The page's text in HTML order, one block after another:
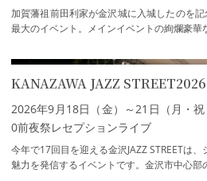
加賀藩祖前田利家が金沢城に入城したのを
最大のイベント。メインイベントの絢爛豪華
KANAZAWA JAZZ STREET2026
2026年9月18日（金）～21日（月・
0前夜祭レセプションライブ
今年で17回目を迎える金沢JAZZ STREETは
魅力を発信するイベントです。金沢市中心部